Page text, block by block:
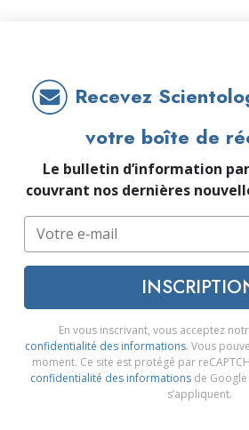
Recevez
votre boîte de
Le bulletin d’information
couvrant nos dernières
En vous inscrivant, vous acceptez
confidentialité des informations. Vous
moment. Ce site est protégé par
confidentialité des informationsde Google
s’appliquent.